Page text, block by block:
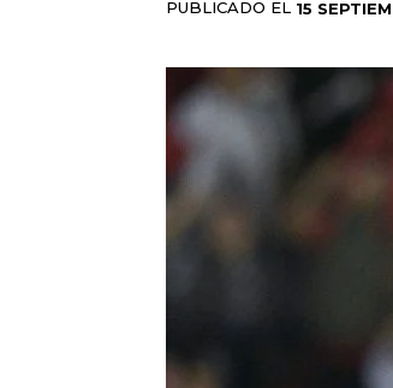
PUBLICADO EL 15